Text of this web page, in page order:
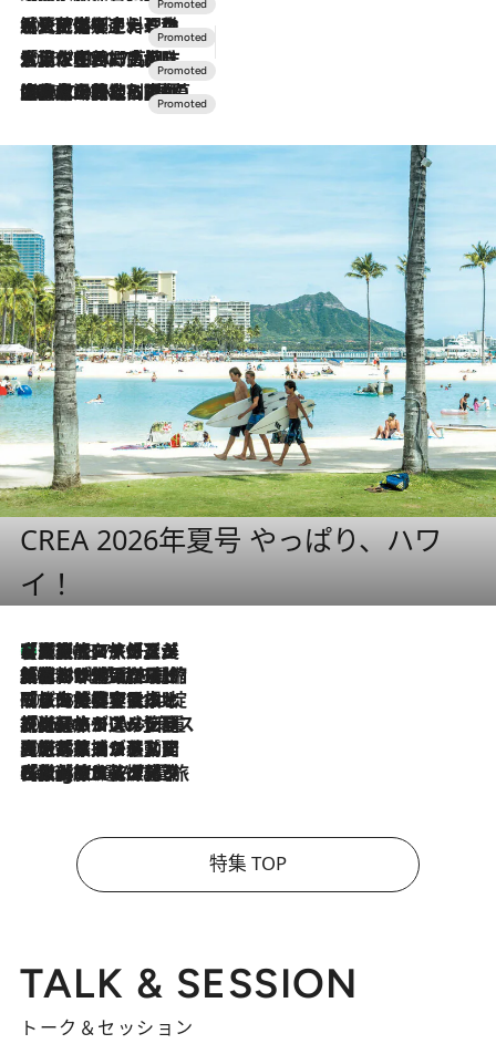
2026.7.24
【夏限定ディナーコース】旬を迎える稚鮎や花ズッキーニなどをイタリア・トスカーナの郷土料理の手法で満喫！
2026.7.17
「土佐和ハーブかき氷」がOMO7高知に登場！生姜、山椒、大葉など目にも舌にも涼を呼ぶ郷土の味
2026.7.10
NEW OPEN！【界 草津】名湯の地に誕生。趣の異なる2種の温泉と上州ならではの会席・蕎麦割烹など美食を味わう究極の癒やし旅
CREA 2026年夏号 やっぱり、ハワ
イ！
2026.8.7
【厳選旅コスメ】「多機能アイテムがメイン！」旅好き美容エディターが選んだ夏旅ベストコスメを発表【Mサイズジップ】
2026.8.6
「荷物が増えるほど旅ストレスは増す」美容ジャーナリストがたどり着いた最終結論。“化粧品を劇的に減らす”感動の凝縮美容とは
2026.8.6
「旅先には金髪ウィッグを持参」日本と同じメイクでは損してる!? 美容ジャーナリストが提案する“掟破りの旅美容”とは
2026.8.6
【厳選旅コスメ】「身軽さ＆UV対策重視！」ヘアアーティストshucoが選んだ夏旅ベストコスメを発表【Mサイズジップ】
2026.8.5
【厳選旅コスメ】国内をあちこち移動する河井菜摘が選んだ夏旅ベストコスメ発表！「リラックスアイテムはマスト」【Mサイズジップ】
2026.8.4
【厳選旅コスメ】「紫外線＆乾燥対策しながらメイク感も！」ヘア＆メイクGeorgeが選んだ夏旅ベストコスメを発表！【Mサイズジップ】
特集 TOP
TALK & SESSION
トーク＆セッション